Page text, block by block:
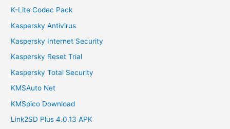
K-Lite Codec Pack
Kaspersky Antivirus
Kaspersky Internet Security
Kaspersky Reset Trial
Kaspersky Total Security
KMSAuto Net
KMSpico Download
Link2SD Plus 4.0.13 APK